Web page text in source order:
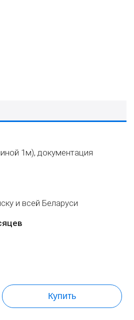
1м), документация
и всей Беларуси
Купить